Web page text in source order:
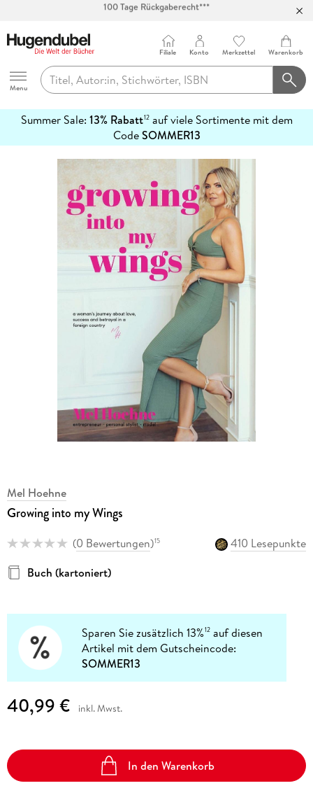
Abholung in über 100 Filialen
Hugendubel
Menu
Filiale Konto Merkzettel Warenkorb
Summer Sale: 13% Rabatt12auf viele Sortimente mit dem
CodeSOMMER13
erfahren
Mel Hoehne
Growing into my Wings
(0 Bewertungen)15
410 Lesepunkte
Buch (kartoniert)
Sparen Sie zusätzlich 13%12 auf diesen
Artikel mit dem Gutscheincode:
SOMMER13
40,99 € inkl. Mwst.
In den Warenkorb